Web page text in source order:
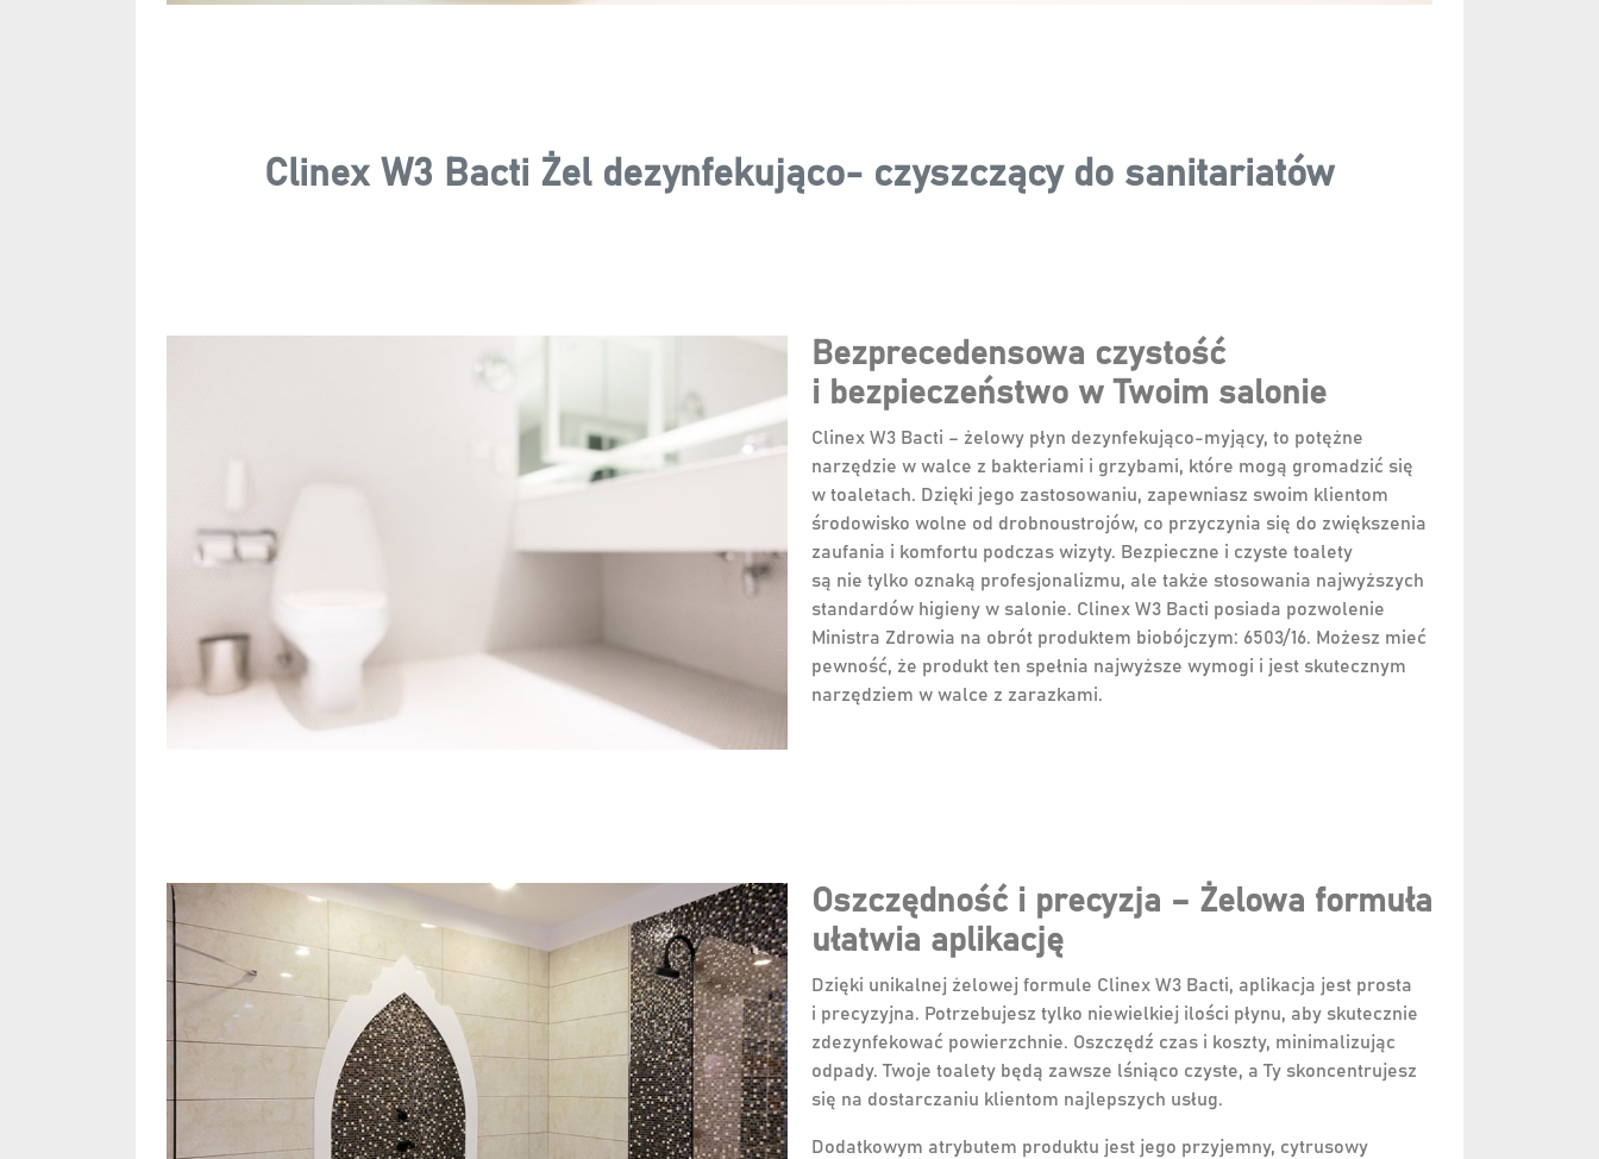
Clinex W3 Bacti Żel dezynfekująco- czyszczący do sanitariatów
Bezprecedensowa czystość
i bezpieczeństwo w Twoim salonie
Clinex W3 Bacti – żelowy płyn dezynfekująco-myjący, to potężne
narzędzie w walce z bakteriami i grzybami, które mogą gromadzić się
w toaletach. Dzięki jego zastosowaniu, zapewniasz swoim klientom
środowisko wolne od drobnoustrojów, co przyczynia się do zwiększenia
zaufania i komfortu podczas wizyty. Bezpieczne i czyste toalety
są nie tylko oznaką profesjonalizmu, ale także stosowania najwyższych
standardów higieny w salonie. Clinex W3 Bacti posiada pozwolenie
Ministra Zdrowia na obrót produktem biobójczym: 6503/16. Możesz mieć
pewność, że produkt ten spełnia najwyższe wymogi i jest skutecznym
narzędziem w walce z zarazkami.
Oszczędność i precyzja – Żelowa formuła
ułatwia aplikację
Dzięki unikalnej żelowej formule Clinex W3 Bacti, aplikacja jest prosta
i precyzyjna. Potrzebujesz tylko niewielkiej ilości płynu, aby skutecznie
zdezynfekować powierzchnie. Oszczędź czas i koszty, minimalizując
odpady. Twoje toalety będą zawsze lśniąco czyste, a Ty skoncentrujesz
się na dostarczaniu klientom najlepszych usług.
Dodatkowym atrybutem produktu jest jego przyjemny, cytrusowy